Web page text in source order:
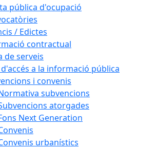
pública d'ocupació
/ Edictes
contractual
de serveis
a la informació pública
i convenis
subvencions
atorgades
Next Generation
urbanístics